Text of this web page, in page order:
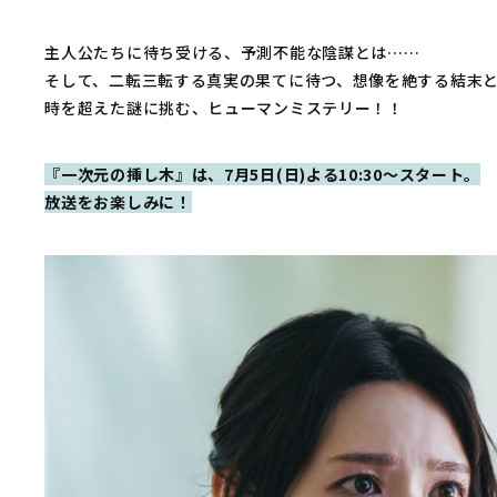
主人公たちに待ち受ける、予測不能な陰謀とは……
そして、二転三転する真実の果てに待つ、想像を絶する結末とは
時を超えた謎に挑む、ヒューマンミステリー！！
『一次元の挿し木』は、7月5日(日)よる10:30～スタート。
放送をお楽しみに！